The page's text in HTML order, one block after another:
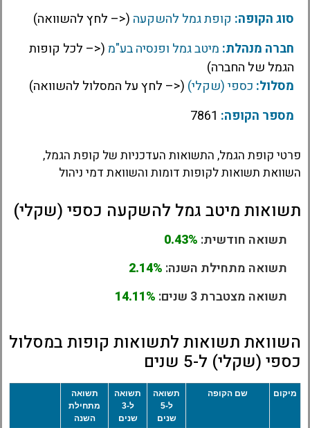
סוג הקופה: קופת גמל להשקעה (<– לחץ להשוואה)
חברה מנהלת: מיטב גמל ופנסיה בע"מ (<– לכל קופות
הגמל של החברה)
מסלול: כספי (שקלי) (<– לחץ על המסלול להשוואה)
מספר הקופה:
פרטי קופת הגמל, התשואות העדכניות של קופת הגמל,
השוואת תשואות לקופות דומות והשוואת דמי ניהול
תשואות מיטב גמל להשקעה כספי (שקלי)
תשואה חודשית: 0.43%
תשואה מתחילת השנה: 2.14%
תשואה מצטברת 3 שנים:
14.11%
השוואת תשואות לתשואות קופות במסלול
כספי (שקלי) ל-5 שנים
מיקום שם הקופה
תשואה
ל-5
שנים
תשואה
ל-3
שנים
תשואה
מתחילת
השנה